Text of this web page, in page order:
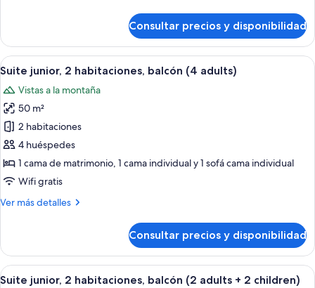
+
1
child)
junior,
habitaciones,
(3
adults
+
child)
Consultar precios y disponibilidad
Abrir
todas
las
fotos
de
Suite
junior,
2
habitaciones,
balcón
Una habitación de hotel moderna
10
Suite junior, 2 habitaciones, balcón (4 adults)
Vistas a la montaña
50 m²
2 habitaciones
4 huéspedes
1 cama de matrimonio, 1 cama individual y 1 sofá cama individual
Wifi gratis
Ver más detalles
Más
junior,
habitaciones,
Consultar precios y disponibilidad
Abrir
Una habitación de hotel moderna
10
Suite junior, 2 habitaciones, balcón (2 adults + 2 children)